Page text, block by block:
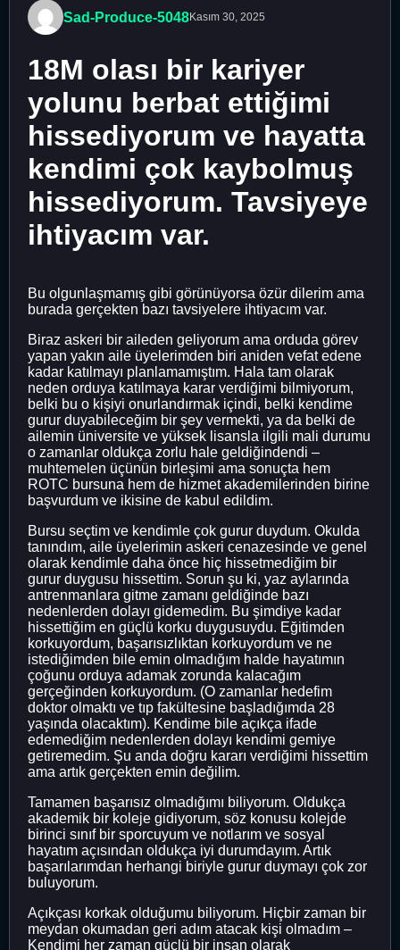
Sad-Produce-5048Kasım 30, 2025
18M olası bir kariyer
yolunu berbat ettiğimi
hissediyorum ve hayatta
kendimi çok kaybolmuş
hissediyorum. Tavsiyeye
ihtiyacım var.
Bu olgunlaşmamış gibi görünüyorsa özür dilerim ama
burada gerçekten bazı tavsiyelere ihtiyacım var.
Biraz askeri bir aileden geliyorum ama orduda görev
yapan yakın aile üyelerimden biri aniden vefat edene
kadar katılmayı planlamamıştım. Hala tam olarak
neden orduya katılmaya karar verdiğimi bilmiyorum,
belki bu o kişiyi onurlandırmak içindi, belki kendime
gurur duyabileceğim bir şey vermekti, ya da belki de
ailemin üniversite ve yüksek lisansla ilgili mali durumu
o zamanlar oldukça zorlu hale geldiğindendi –
muhtemelen üçünün birleşimi ama sonuçta hem
ROTC bursuna hem de hizmet akademilerinden birine
başvurdum ve ikisine de kabul edildim.
Bursu seçtim ve kendimle çok gurur duydum. Okulda
tanındım, aile üyelerimin askeri cenazesinde ve genel
olarak kendimle daha önce hiç hissetmediğim bir
gurur duygusu hissettim. Sorun şu ki, yaz aylarında
antrenmanlara gitme zamanı geldiğinde bazı
nedenlerden dolayı gidemedim. Bu şimdiye kadar
hissettiğim en güçlü korku duygusuydu. Eğitimden
korkuyordum, başarısızlıktan korkuyordum ve ne
istediğimden bile emin olmadığım halde hayatımın
çoğunu orduya adamak zorunda kalacağım
gerçeğinden korkuyordum. (O zamanlar hedefim
doktor olmaktı ve tıp fakültesine başladığımda 28
yaşında olacaktım). Kendime bile açıkça ifade
edemediğim nedenlerden dolayı kendimi gemiye
getiremedim. Şu anda doğru kararı verdiğimi hissettim
ama artık gerçekten emin değilim.
Tamamen başarısız olmadığımı biliyorum. Oldukça
akademik bir koleje gidiyorum, söz konusu kolejde
birinci sınıf bir sporcuyum ve notlarım ve sosyal
hayatım açısından oldukça iyi durumdayım. Artık
başarılarımdan herhangi biriyle gurur duymayı çok zor
buluyorum.
Açıkçası korkak olduğumu biliyorum. Hiçbir zaman bir
meydan okumadan geri adım atacak kişi olmadım –
Kendimi her zaman güçlü bir insan olarak